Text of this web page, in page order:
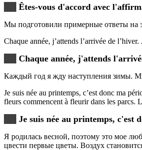
Êtes-vous d'accord avec
Мы подготовили примерные ответы на
Chaque année, j’attends l’arrivée de
Chaque année, j'attends
Каждый год я жду наступления зимы.
Je suis née au printemps, c’est donc ma
fleurs commencent à fleurir dans les parcs.
Je suis née au printemps, c'est
Я родилась весной, поэтому это мое
цвести первые цветы. Воздух